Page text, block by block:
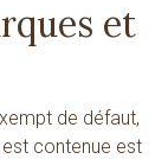
et
de défaut,
est contenue est